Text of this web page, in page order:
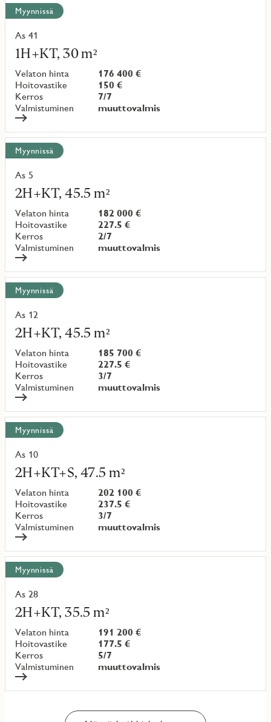
Näytä
kaikki
kohteet
Myynnissä
As 41
1H+KT, 30 m²
Velaton hinta
176 400 €
Hoitovastike
150 €
Kerros
7/7
Valmistuminen
muuttovalmis
Lue
lisää
kohteesta
Myynnissä
As 5
2H+KT, 45.5 m²
Velaton hinta
182 000 €
Hoitovastike
227.5 €
Kerros
2/7
Valmistuminen
muuttovalmis
Lue
lisää
kohteesta
Myynnissä
As 12
2H+KT, 45.5 m²
Velaton hinta
185 700 €
Hoitovastike
227.5 €
Kerros
3/7
Valmistuminen
muuttovalmis
Lue
lisää
kohteesta
Myynnissä
As 10
2H+KT+S, 47.5 m²
Velaton hinta
202 100 €
Hoitovastike
237.5 €
Kerros
3/7
Valmistuminen
muuttovalmis
Lue
lisää
kohteesta
Myynnissä
As 28
2H+KT, 35.5 m²
Velaton hinta
191 200 €
Hoitovastike
177.5 €
Kerros
5/7
Valmistuminen
muuttovalmis
Lue
lisää
kohteesta